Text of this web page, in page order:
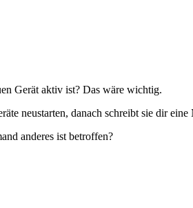
Gerät aktiv ist? Das wäre wichtig.
neustarten, danach schreibt sie dir
anderes ist betroffen?